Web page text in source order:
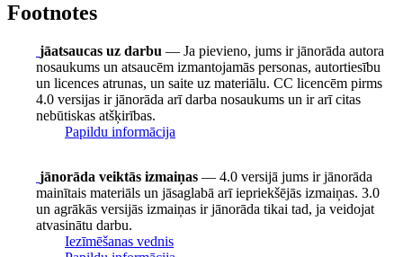
Footnotes
jāatsaucas uz darbu — Ja pievieno, jums ir jānorāda autora
nosaukums un atsaucēm izmantojamās personas, autortiesību
un licences atrunas, un saite uz materiālu. CC licencēm pirms
4.0 versijas ir jānorāda arī darba nosaukums un ir arī citas
nebūtiskas atšķirības.
Papildu informācija
jānorāda veiktās izmaiņas — 4.0 versijā jums ir jānorāda
mainītais materiāls un jāsaglabā arī iepriekšējās izmaiņas. 3.0
un agrākās versijās izmaiņas ir jānorāda tikai tad, ja veidojat
atvasinātu darbu.
Iezīmēšanas vednis